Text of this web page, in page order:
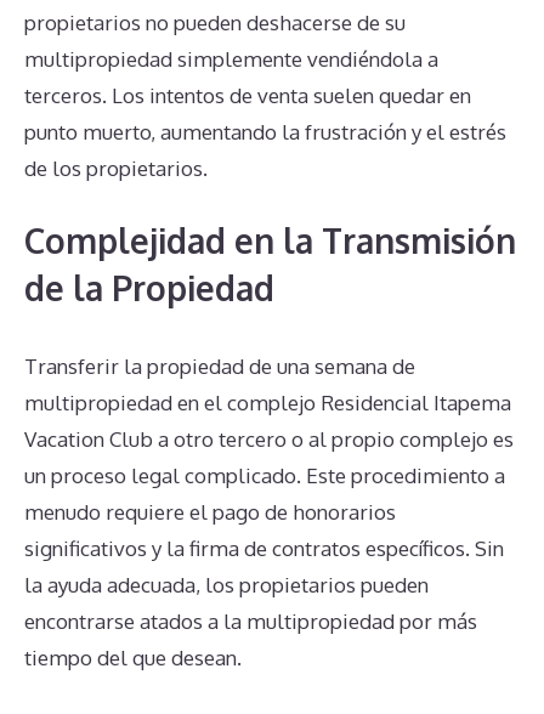
propietarios no pueden deshacerse de su
multipropiedad simplemente vendiéndola a
terceros. Los intentos de venta suelen quedar en
punto muerto, aumentando la frustración y el estrés
de los propietarios.
Complejidad en la Transmisión
de la Propiedad
Transferir la propiedad de una semana de
multipropiedad en el complejo Residencial Itapema
Vacation Club a otro tercero o al propio complejo es
un proceso legal complicado. Este procedimiento a
menudo requiere el pago de honorarios
significativos y la firma de contratos específicos. Sin
la ayuda adecuada, los propietarios pueden
encontrarse atados a la multipropiedad por más
tiempo del que desean.